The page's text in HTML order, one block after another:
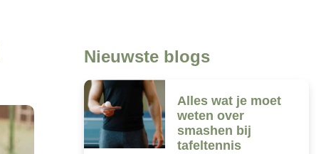
Nieuwste blogs
Alles wat je moet
weten over
smashen bij
tafeltennis